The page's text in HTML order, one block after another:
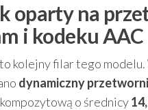
oparty na
i kodeku AAC
kolejny filar tego modelu.
dynamiczny
o średnicy